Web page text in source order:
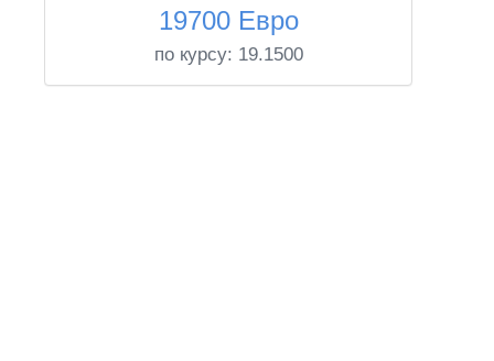
19700 Евро
по курсу: 19.1500